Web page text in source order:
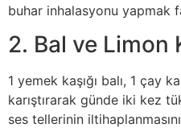
buhar inhalasyonu yapmak
2. Bal ve Limon
1 yemek kaşığı balı, 1 çay
karıştırarak günde iki kez
ses tellerinin